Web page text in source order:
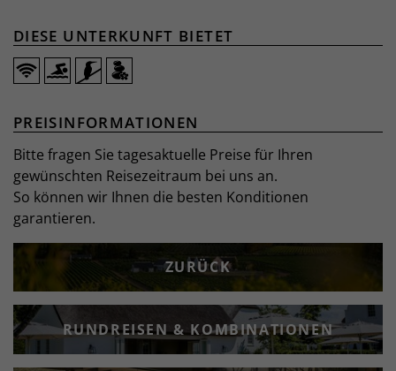
DIESE UNTERKUNFT BIETET
PREISINFORMATIONEN
Bitte fragen Sie tagesaktuelle Preise für Ihren
gewünschten Reisezeitraum bei uns an.
So können wir Ihnen die besten Konditionen
garantieren.
ZURÜCK
RUNDREISEN & KOMBINATIONEN